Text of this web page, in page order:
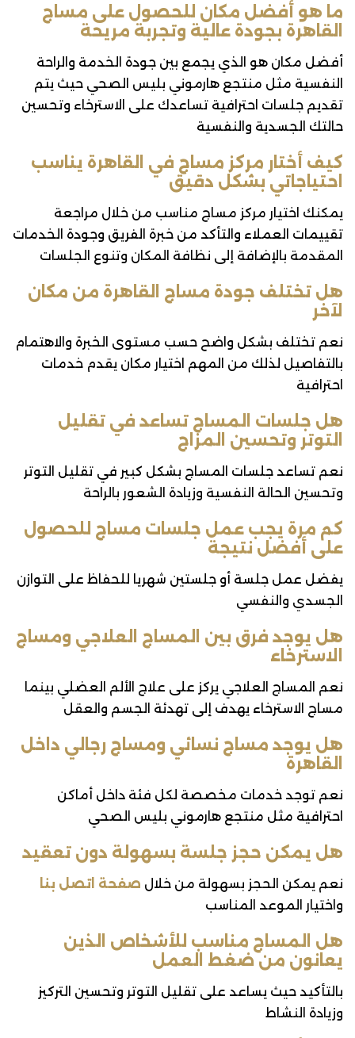
ما هو أفضل مكان للحصول على مساج
القاهرة بجودة عالية وتجربة مريحة
أفضل مكان هو الذي يجمع بين جودة الخدمة والراحة
النفسية مثل منتجع هارموني بليس الصحي حيث يتم
تقديم جلسات احترافية تساعدك على الاسترخاء وتحسين
حالتك الجسدية والنفسية
كيف أختار مركز مساج في القاهرة يناسب
احتياجاتي بشكل دقيق
يمكنك اختيار مركز مساج مناسب من خلال مراجعة
تقييمات العملاء والتأكد من خبرة الفريق وجودة الخدمات
المقدمة بالإضافة إلى نظافة المكان وتنوع الجلسات
هل تختلف جودة مساج القاهرة من مكان
لآخر
نعم تختلف بشكل واضح حسب مستوى الخبرة والاهتمام
بالتفاصيل لذلك من المهم اختيار مكان يقدم خدمات
احترافية
هل جلسات المساج تساعد في تقليل
التوتر وتحسين المزاج
نعم تساعد جلسات المساج بشكل كبير في تقليل التوتر
وتحسين الحالة النفسية وزيادة الشعور بالراحة
كم مرة يجب عمل جلسات مساج للحصول
على أفضل نتيجة
يفضل عمل جلسة أو جلستين شهريا للحفاظ على التوازن
الجسدي والنفسي
هل يوجد فرق بين المساج العلاجي ومساج
الاسترخاء
نعم المساج العلاجي يركز على علاج الألم العضلي بينما
مساج الاسترخاء يهدف إلى تهدئة الجسم والعقل
هل يوجد مساج نسائي ومساج رجالي داخل
القاهرة
نعم توجد خدمات مخصصة لكل فئة داخل أماكن
احترافية مثل منتجع هارموني بليس الصحي
هل يمكن حجز جلسة بسهولة دون تعقيد
نعم يمكن الحجز بسهولة من خلال صفحة اتصل بنا
واختيار الموعد المناسب
هل المساج مناسب للأشخاص الذين
يعانون من ضغط العمل
بالتأكيد حيث يساعد على تقليل التوتر وتحسين التركيز
وزيادة النشاط